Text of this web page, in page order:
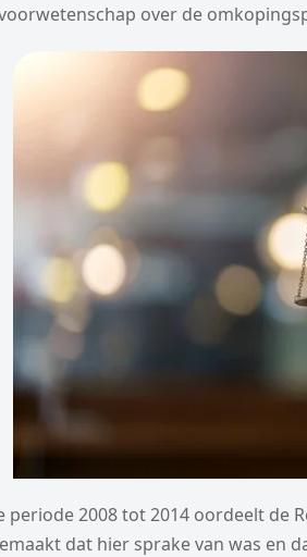
over de
periode 2008 tot 2014 oordeelt de
dat hier sprake van was en